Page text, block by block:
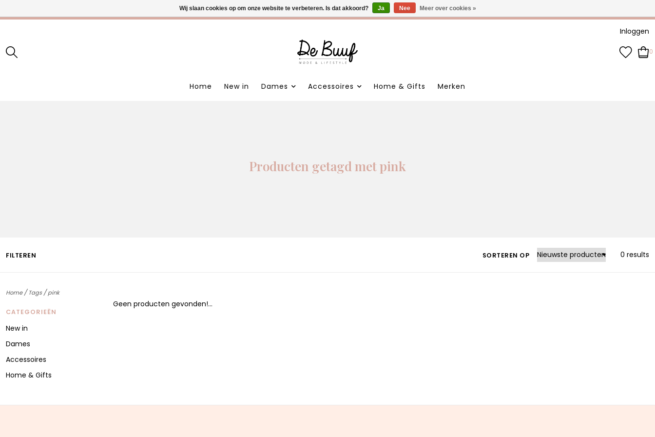
• Wekelijks nieuwe items • Gratis verzending >€100,- • Verzonden binnen 1-3 werkdagen
Inloggen
0
Home New in Dames Accessoires Home & Gifts Merken
Producten getagd met pink
FILTEREN SORTEREN OP 0 results
Home/Tags/pink
CATEGORIEËN
New in
Dames
Accessoires
Home & Gifts
Geen producten gevonden!...
Wij slaan cookies op om onze website te verbeteren. Is dat akkoord? Ja Nee Meer over cookies »